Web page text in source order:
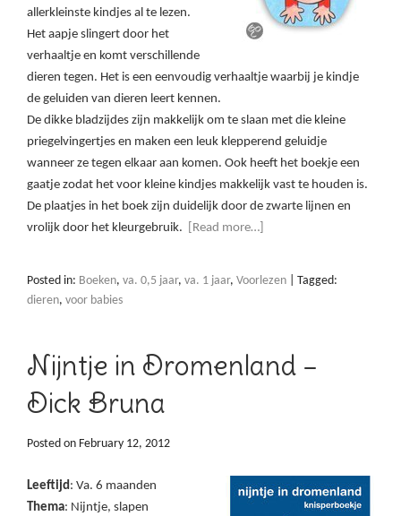
allerkleinste kindjes al te lezen.
Het aapje slingert door het
verhaaltje en komt verschillende
dieren tegen. Het is een eenvoudig verhaaltje waarbij je kindje
de geluiden van dieren leert kennen.
De dikke bladzijdes zijn makkelijk om te slaan met die kleine
priegelvingertjes en maken een leuk klepperend geluidje
wanneer ze tegen elkaar aan komen. Ook heeft het boekje een
gaatje zodat het voor kleine kindjes makkelijk vast te houden is.
De plaatjes in het boek zijn duidelijk door de zwarte lijnen en
vrolijk door het kleurgebruik.
[Read more…]
Posted in: Boeken, va. 0,5 jaar, va. 1 jaar, Voorlezen
Tagged:
dieren, voor babies
Nijntje in Dromenland –
Dick Bruna
Posted on February 12, 2012
Leeftijd: Va. 6 maanden
Thema: Nijntje, slapen